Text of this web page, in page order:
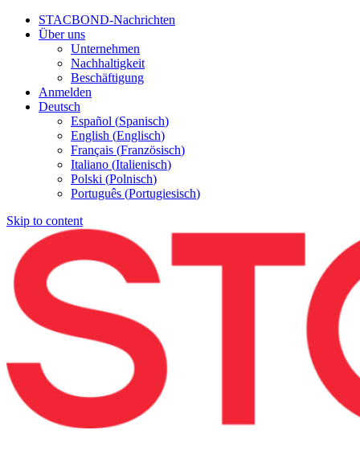
STACBOND-Nachrichten
Über uns
Unternehmen
Nachhaltigkeit
Beschäftigung
Anmelden
Deutsch
Español (Spanisch)
English (Englisch)
Français (Französisch)
Italiano (Italienisch)
Polski (Polnisch)
Português (Portugiesisch)
Skip to content